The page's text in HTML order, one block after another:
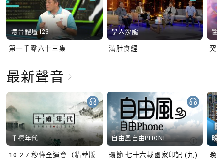
港台體壇123
第一千零六十三集
學人沙龍
滿肚食經
最新聲音
千禧年代 自由風自由PHONE
環節 七十六載國家印記 (九)